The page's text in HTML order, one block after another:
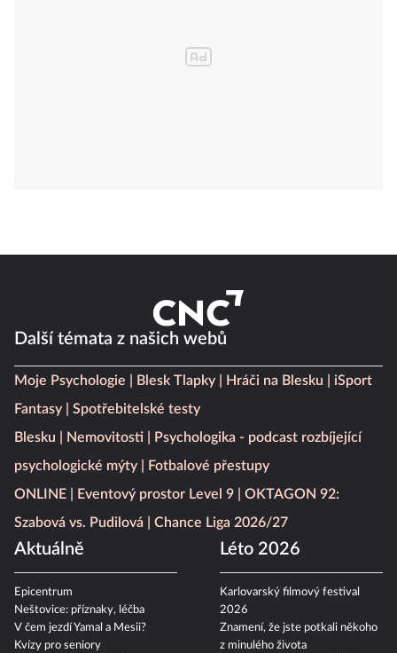
Další témata z našich webů
Moje Psychologie Blesk Tlapky Hráči na Blesku
iSport
Fantasy
Spotřebitelské testy
Blesku
Nemovitosti
Psychologika - podcast rozbíjející
psychologické mýty
Fotbalové přestupy
ONLINE
Eventový prostor Level 9
OKTAGON 92:
Szabová vs. Pudilová
Chance Liga 2026/27
Aktuálně
Epicentrum
Neštovice: příznaky, léčba
V čem jezdí Yamal a Mesii?
Kvízy pro seniory
Léto 2026
Karlovarský filmový festival
2026
Znamení, že jste potkali někoho
z minulého života